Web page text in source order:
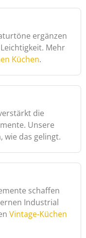
ergänzen
Mehr
Küchen.
die
Unsere
wie das gelingt.
schaffen
Industrial
Vintage-Küchen